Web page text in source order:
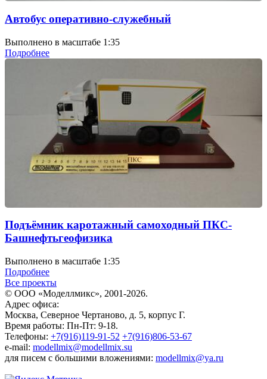
Автобус оперативно-служебный
Выполнено в масштабе 1:35
Подробнее
Подъёмник каротажный самоходный ПКС-
Башнефтьгеофизика
Выполнено в масштабе 1:35
Подробнее
Все проекты
© ООО «Моделлмикс», 2001-2026.
Адрес офиса:
Москва, Северное Чертаново, д. 5, корпус Г.
Время работы: Пн-Пт: 9-18.
Телефоны: +7(916)119-91-52 +7(916)806-53-67
e-mail: modellmix@modellmix.su
для писем с большими вложениями: modellmix@ya.ru